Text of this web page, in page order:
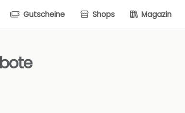
Gutscheine Shops Magazin